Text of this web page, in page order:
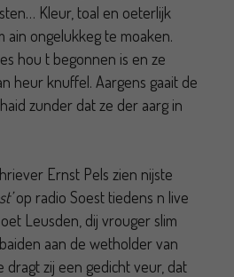
Kleur, toal en oeterlijk
ain ongelukkeg te moaken.
hou t begonnen is en ze
heur knuffel. Aargens gaait de
zunder dat ze der aarg in
Ernst Pels zien nijste
op radio Soest tiedens n live
Leusden, dij vrouger slim
aan de wetholder van
dragt zij een gedicht veur, dat